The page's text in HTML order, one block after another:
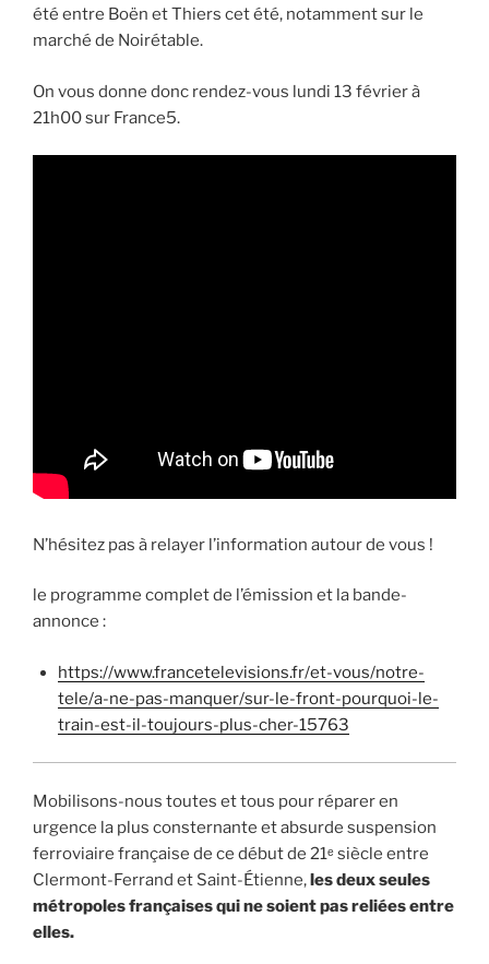
été entre Boën et Thiers cet été, notamment sur le
marché de Noirétable.
On vous donne donc rendez-vous lundi 13 février à
21h00 sur France5.
N’hésitez pas à relayer l’information autour de vous !
le programme complet de l’émission et la bande-
annonce :
https://www.francetelevisions.fr/et-vous/notre-
tele/a-ne-pas-manquer/sur-le-front-pourquoi-le-
train-est-il-toujours-plus-cher-15763
Mobilisons-nous toutes et tous pour réparer en
urgence la plus consternante et absurde suspension
ferroviaire française de ce début de 21ᵉ siècle entre
Clermont-Ferrand et Saint-Étienne,les deux seules
métropoles françaises qui ne soient pas reliées entre
elles.